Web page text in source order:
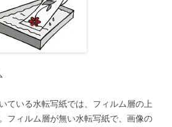
ている水転写紙では、フィルム層の上
フィルム層が無い水転写紙で、画像の